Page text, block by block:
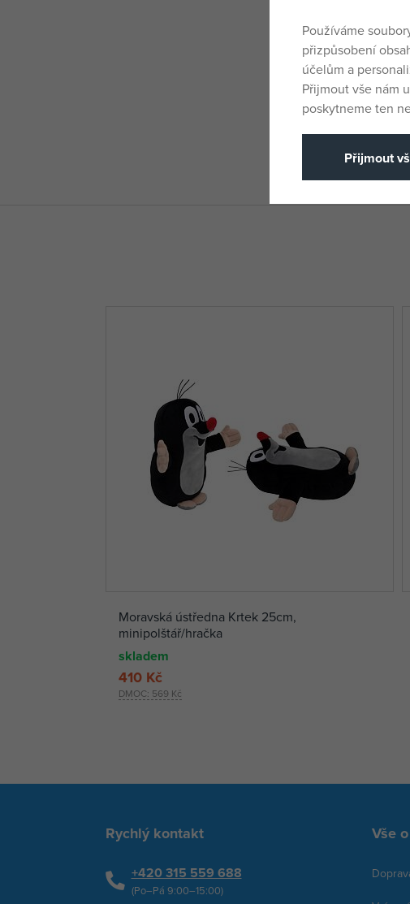
Moravská ústředna Krtek 25cm,
minipolštář/hračka
skladem
DMOC: 569 Kč
410 Kč
Rychlý kontakt
+420 315 559 688
(Po–Pá 9:00–15:00)
Vše
Používáme
přizpůsobení
účelům a
Přijmout vše nám
poskytneme ten
Přijmout